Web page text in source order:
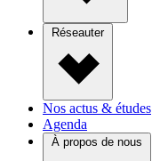
Réseauter
Nos actus & études
Agenda
À propos de nous